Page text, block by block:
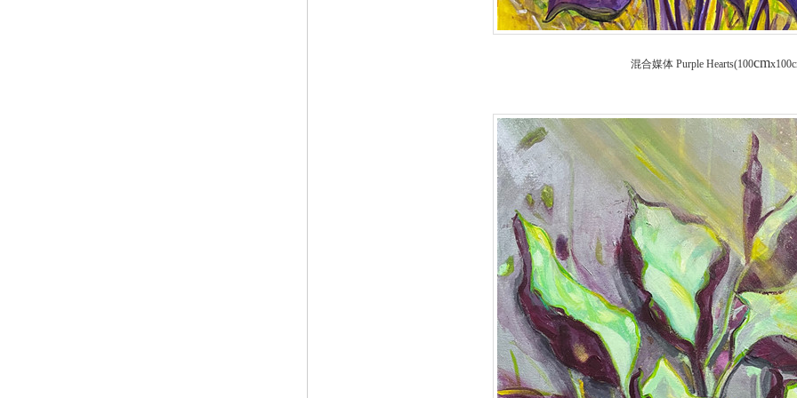
混合媒体 Purple Hearts(100cm